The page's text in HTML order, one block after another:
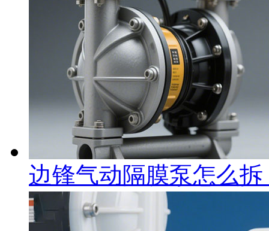
边锋气动隔膜泵怎么